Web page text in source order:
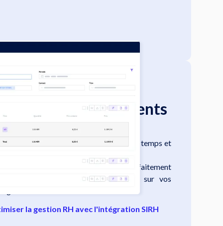
de temps à gérer
de vos documents
automation vous permet de gagner en temps et
outil d'automatisation de manière parfaitement
directement en signature sur vos
la gestion RH avec l'intégration SIRH